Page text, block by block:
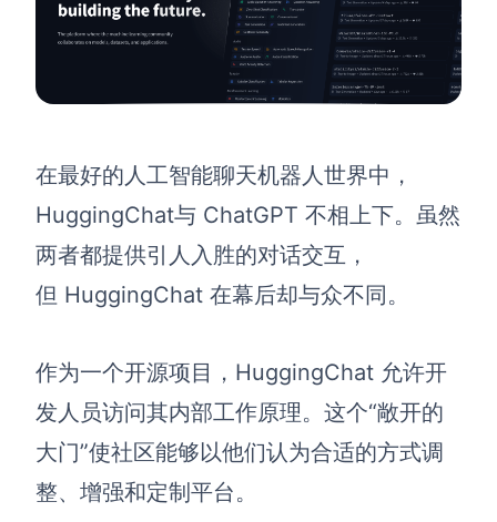
在最好的人工智能聊天机器人世界中，
HuggingChat与 ChatGPT 不相上下。虽然
两者都提供引人入胜的对话交互，
但 HuggingChat 在幕后却与众不同。
作为一个开源项目，HuggingChat 允许开
发人员访问其内部工作原理。这个“敞开的
大门”使社区能够以他们认为合适的方式调
整、增强和定制平台。